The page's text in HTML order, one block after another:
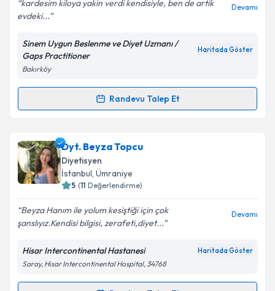
Kişisel verilerimin işlenmesine ilişkin
Aydınlatma
kardesim kiloya yakin verdi kendisiyle, ben de artik
evdeki...
Sinem Uygun Beslenme ve Diyet Uzmanı /
Gaps Practitioner
Bakırköy
Randevu Talep Et
Randevu Takvimi Talebi
Dyt. Sinem Uygun için randevu takvimi talebi
oluşturun. Size bu uzmandan randevu almanız için bir
takvim hazırlandığında e-posta ile bilgilendireceğiz.
E-posta Adresiniz
Kişisel verilerimin işlenmesine ilişkin
kapsamda işlenmesini kabul ediyorum.
Dyt. Beyza Topcu
Diyetisyen
İstanbul, Ümraniye
( Değerlendirme)
Beyza Hanım ile yolum kesiştiği için çok
şanslıyız.Kendisi bilgisi, zerafeti,diyet...
Hisar Intercontinental Hastanesi
Saray, Hisar Intercontinental Hospital, 34768